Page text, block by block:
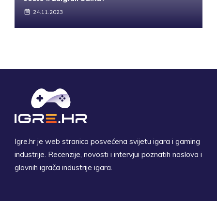
24.11.2023
Igre.hr je web stranica posvećena svijetu igara i gaming
industrije. Recenzije, novosti i intervjui poznatih naslova i
glavnih igrača industrije igara.